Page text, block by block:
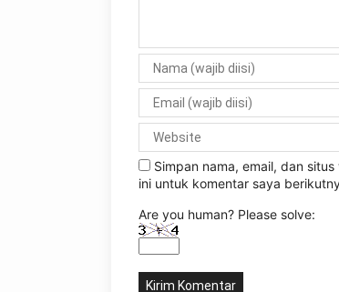
Simpan nama, email, dan
ini untuk komentar saya
Are you human? Please solve: